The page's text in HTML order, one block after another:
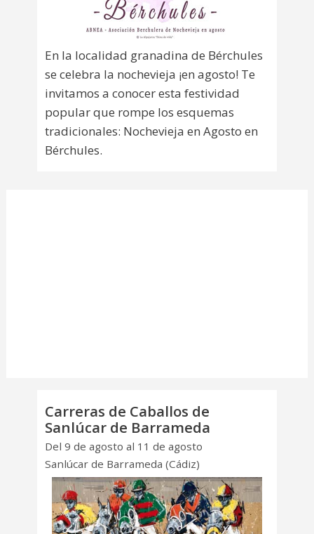
En la localidad granadina de Bérchules
se celebra la nochevieja ¡en agosto! Te
invitamos a conocer esta festividad
popular que rompe los esquemas
tradicionales: Nochevieja en Agosto en
Bérchules.
Carreras de Caballos de
Sanlúcar de Barrameda
Del 9 de agosto al 11 de agosto
Sanlúcar de Barrameda (Cádiz)